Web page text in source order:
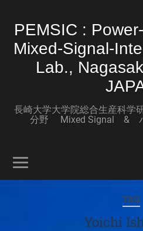
PEMSIC :
Mixed-Signal-
Lab.,
長崎大学大学院総合生産科学
分野 Mixed Signal & パ
TAG
Yoichi